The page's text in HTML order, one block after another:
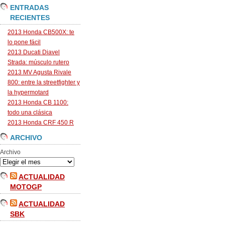
ENTRADAS
RECIENTES
2013 Honda CB500X: te
lo pone fácil
2013 Ducati Diavel
Strada: músculo rutero
2013 MV Agusta Rivale
800: entre la streetfighter y
la hypermotard
2013 Honda CB 1100:
todo una clásica
2013 Honda CRF 450 R
ARCHIVO
Archivo
ACTUALIDAD
MOTOGP
ACTUALIDAD
SBK